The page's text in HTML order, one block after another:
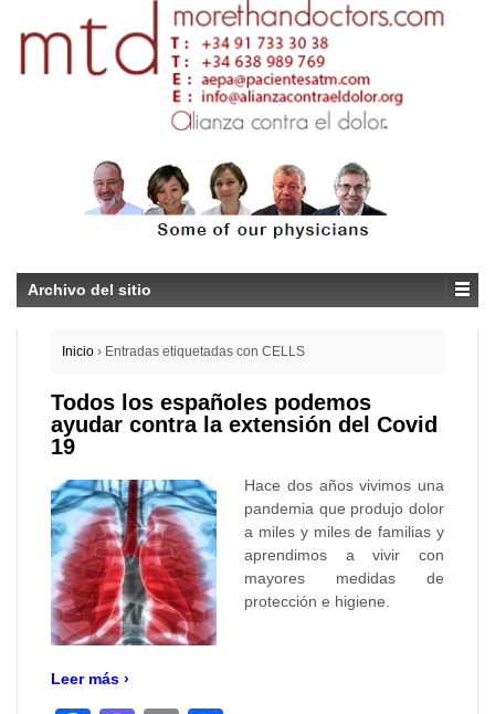
Archivo del sitio
Inicio › Entradas etiquetadas con CELLS
Todos los españoles podemos
ayudar contra la extensión del Covid
19
Hace dos años vivimos una
pandemia que produjo dolor
a miles y miles de familias y
aprendimos a vivir con
mayores medidas de
protección e higiene.
Leer más ›